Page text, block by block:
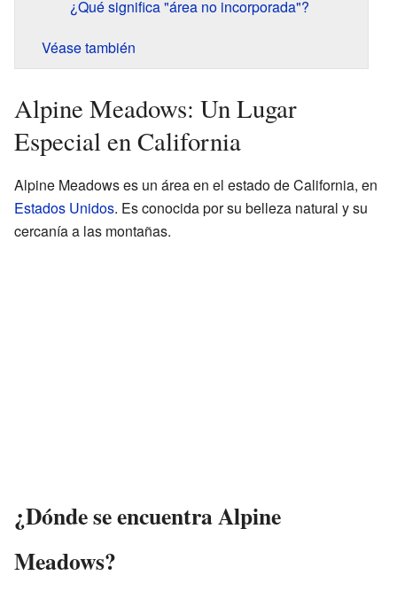
¿Qué significa "área no incorporada"?
Véase también
Alpine Meadows: Un Lugar
Especial en California
Alpine Meadows es un área en el estado de California, en
Estados Unidos. Es conocida por su belleza natural y su
cercanía a las montañas.
¿Dónde se encuentra Alpine
Meadows?